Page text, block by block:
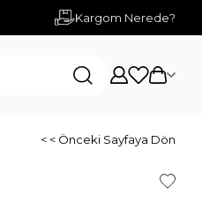
Kargom Nerede?
< < Önceki Sayfaya Dön